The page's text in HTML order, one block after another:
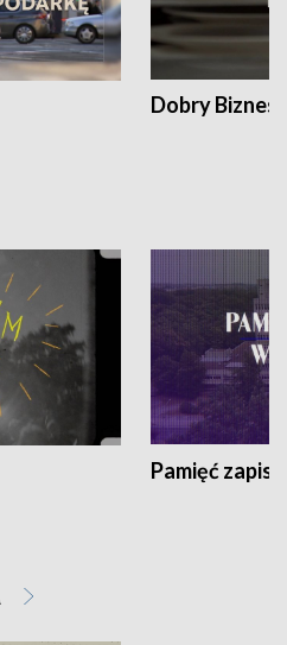
Dobry Biznes
Pamięć